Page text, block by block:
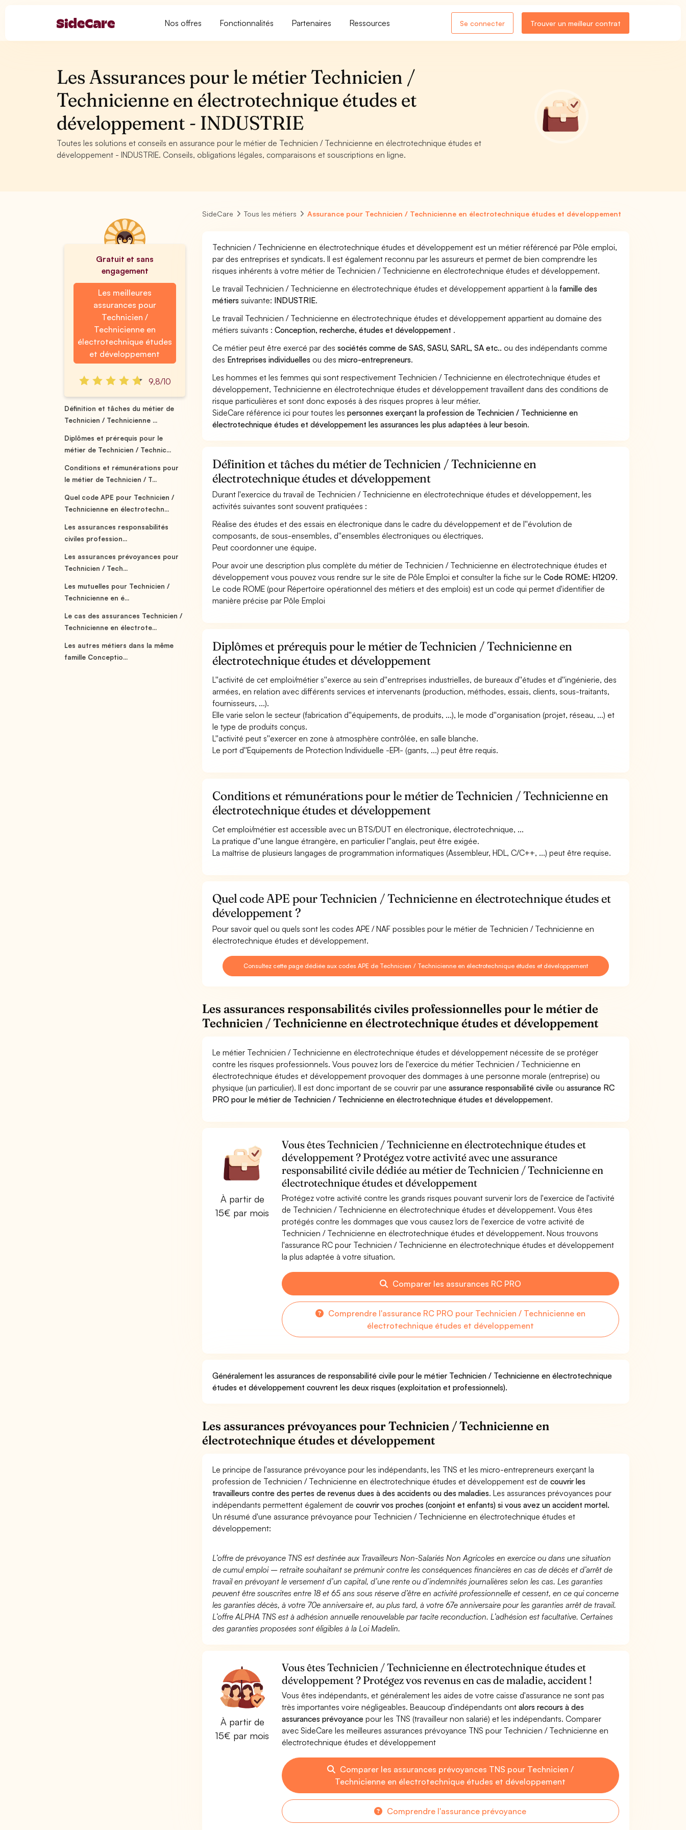
Nos offres Fonctionnalités Partenaires Ressources Se connecter Trouver un meilleur contrat
Les Assurances pour le métier Technicien /
Technicienne en électrotechnique études et
développement - INDUSTRIE
Toutes les solutions et conseils en assurance pour le métier de Technicien / Technicienne en électrotechnique études et
développement - INDUSTRIE. Conseils, obligations légales, comparaisons et souscriptions en ligne.
Gratuit et sans
engagement
Les meilleures
assurances pour
Technicien /
Technicienne en
électrotechnique études
et développement
9,8/10
Définition et tâches du métier de
Technicien / Technicienne ...
Diplômes et prérequis pour le
métier de Technicien / Technic...
Conditions et rémunérations pour
le métier de Technicien / T...
Quel code APE pour Technicien /
Technicienne en électrotechn...
Les assurances responsabilités
civiles profession...
Les assurances prévoyances pour
Technicien / Tech...
Les mutuelles pour Technicien /
Technicienne en é...
Le cas des assurances Technicien /
Technicienne en électrote...
Les autres métiers dans la même
famille Conceptio...
SideCare Tous les métiers Assurance pour Technicien / Technicienne en électrotechnique études et développement
Technicien / Technicienne en électrotechnique études et développement est un métier référencé par Pôle emploi,
par des entreprises et syndicats. Il est également reconnu par les assureurs et permet de bien comprendre les
risques inhérents à votre métier de Technicien / Technicienne en électrotechnique études et développement.
Le travail Technicien / Technicienne en électrotechnique études et développement appartient à la famille des
métiers suivante: INDUSTRIE.
Le travail Technicien / Technicienne en électrotechnique études et développement appartient au domaine des
métiers suivants :Conception, recherche, études et développement .
Ce métier peut être exercé par dessociétés comme de SAS, SASU, SARL, SA etc.. ou des indépendants comme
des Entreprises individuelles ou desmicro-entrepreneurs.
Les hommes et les femmes qui sont respectivement Technicien / Technicienne en électrotechnique études et
développement, Technicienne en électrotechnique études et développement travaillent dans des conditions de
risque particulières et sont donc exposés à des risques propres à leur métier.
SideCare référence ici pour toutes lespersonnes exerçant la profession de Technicien / Technicienne en
électrotechnique études et développement les assurances les plus adaptées à leur besoin.
Définition et tâches du métier de Technicien / Technicienne en
électrotechnique études et développement
Durant l'exercice du travail de Technicien / Technicienne en électrotechnique études et développement, les
activités suivantes sont souvent pratiquées :
Réalise des études et des essais en électronique dans le cadre du développement et de l''évolution de
composants, de sous-ensembles, d''ensembles électroniques ou électriques.
Peut coordonner une équipe.
Pour avoir une description plus complète du métier de Technicien / Technicienne en électrotechnique études et
développement vous pouvez vous rendre sur le site de Pôle Emploi et consulter la fiche sur leCode ROME: H1209.
Le code ROME (pour Répertoire opérationnel des métiers et des emplois) est un code qui permet d'identifier de
manière précise par Pôle Emploi
Diplômes et prérequis pour le métier de Technicien / Technicienne en
électrotechnique études et développement
L''activité de cet emploi/métier s''exerce au sein d''entreprises industrielles, de bureaux d''études et d''ingénierie, des
armées, en relation avec différents services et intervenants (production, méthodes, essais, clients, sous-traitants,
fournisseurs, ...).
Elle varie selon le secteur (fabrication d''équipements, de produits, ...), le mode d''organisation (projet, réseau, ...) et
le type de produits conçus.
L''activité peut s''exercer en zone à atmosphère contrôlée, en salle blanche.
Le port d''Equipements de Protection Individuelle -EPI- (gants, ...) peut être requis.
Conditions et rémunérations pour le métier de Technicien / Technicienne en
électrotechnique études et développement
Cet emploi/métier est accessible avec un BTS/DUT en électronique, électrotechnique, ...
La pratique d''une langue étrangère, en particulier l''anglais, peut être exigée.
La maîtrise de plusieurs langages de programmation informatiques (Assembleur, HDL, C/C++, ...) peut être requise.
Quel code APE pour Technicien / Technicienne en électrotechnique études et
développement ?
Pour savoir quel ou quels sont les codes APE / NAF possibles pour le métier de Technicien / Technicienne en
électrotechnique études et développement.
Consultez cette page dédiée aux codes APE de Technicien / Technicienne en électrotechnique études et développement
Les assurances responsabilités civiles professionnelles pour le métier de
Technicien / Technicienne en électrotechnique études et développement
Le métier Technicien / Technicienne en électrotechnique études et développement nécessite de se protéger
contre les risques professionnels. Vous pouvez lors de l'exercice du métier Technicien / Technicienne en
électrotechnique études et développement provoquer des dommages à une personne morale (entreprise) ou
physique (un particulier). Il est donc important de se couvrir par uneassurance responsabilité civile ouassurance RC
PRO pour le métier de Technicien / Technicienne en électrotechnique études et développement.
À partir de
15€ par mois
Vous êtes Technicien / Technicienne en électrotechnique études et
développement ? Protégez votre activité avec une assurance
responsabilité civile dédiée au métier de Technicien / Technicienne en
électrotechnique études et développement
Protégez votre activité contre les grands risques pouvant survenir lors de l'exercice de l'activité
de Technicien / Technicienne en électrotechnique études et développement. Vous êtes
protégés contre les dommages que vous causez lors de l'exercice de votre activité de
Technicien / Technicienne en électrotechnique études et développement. Nous trouvons
l'assurance RC pour Technicien / Technicienne en électrotechnique études et développement
la plus adaptée à votre situation.
Comparer les assurances RC PRO
Comprendre l'assurance RC PRO pour Technicien / Technicienne en
électrotechnique études et développement
Généralement les assurances de responsabilité civile pour le métier Technicien / Technicienne en électrotechnique
études et développement couvrent les deux risques (exploitation et professionnels).
Les assurances prévoyances pour Technicien / Technicienne en
électrotechnique études et développement
Le principe de l'assurance prévoyance pour les indépendants, les TNS et les micro-entrepreneurs exerçant la
profession de Technicien / Technicienne en électrotechnique études et développement est decouvrir les
travailleurs contre des pertes de revenus dues à des accidents ou des maladies. Les assurances prévoyances pour
indépendants permettent également decouvrir vos proches (conjoint et enfants) si vous avez un accident mortel.
Un résumé d'une assurance prévoyance pour Technicien / Technicienne en électrotechnique études et
développement:
L’offre de prévoyance TNS est destinée aux Travailleurs Non-Salariés Non Agricoles en exercice ou dans une situation
de cumul emploi – retraite souhaitant se prémunir contre les conséquences financières en cas de décès et d’arrêt de
travail en prévoyant le versement d’un capital, d’une rente ou d’indemnités journalières selon les cas. Les garanties
peuvent être souscrites entre 18 et 65 ans sous réserve d’être en activité professionnelle et cessent, en ce qui concerne
les garanties décès, à votre 70e anniversaire et, au plus tard, à votre 67e anniversaire pour les garanties arrêt de travail.
L’offre ALPHA TNS est à adhésion annuelle renouvelable par tacite reconduction. L’adhésion est facultative. Certaines
des garanties proposées sont éligibles à la Loi Madelin.
À partir de
15€ par mois
Vous êtes Technicien / Technicienne en électrotechnique études et
développement ? Protégez vos revenus en cas de maladie, accident !
Vous êtes indépendants, et généralement les aides de votre caisse d'assurance ne sont pas
très importantes voire négligeables. Beaucoup d'indépendants ont alors recours à des
assurances prévoyancepour les TNS (travailleur non salarié) et les indépendants. Comparer
avec SideCare les meilleures assurances prévoyance TNS pour Technicien / Technicienne en
électrotechnique études et développement
Comparer les assurances prévoyances TNS pour Technicien /
Technicienne en électrotechnique études et développement
Comprendre l'assurance prévoyance